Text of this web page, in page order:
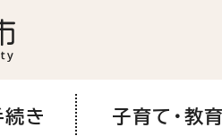
続き 子育て・教育